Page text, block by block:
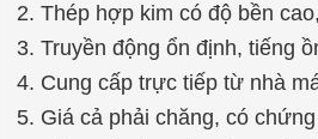
2. Thép hợp kim có độ bền
3. Truyền động ổn định, tiếng
4. Cung cấp trực tiếp từ nhà
5. Giá cả phải chăng, có